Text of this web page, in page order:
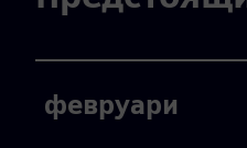
февруари